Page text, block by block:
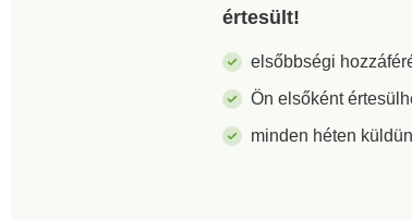
értesült!
elsőbbségi
Ön elsőként
minden héten